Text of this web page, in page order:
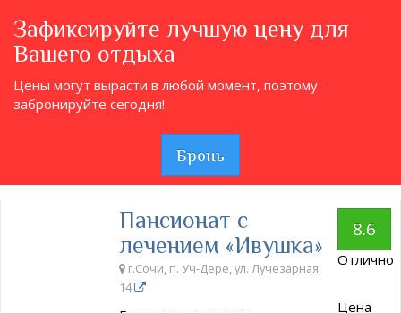
Зафиксируйте лучшую цену для
Вашего отдыха
Цены могут вырасти в любой момент, поэтому
забронируйте сегодня!
Бронь
Пансионат с
лечением «Ивушка»
г.Сочи, п. Уч-Дере, ул. Лучезарная,
14
8.6
Отлично
Цена